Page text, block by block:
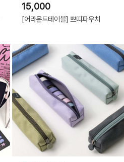
15,000
[어라운드테이블] 쁘띠파우치